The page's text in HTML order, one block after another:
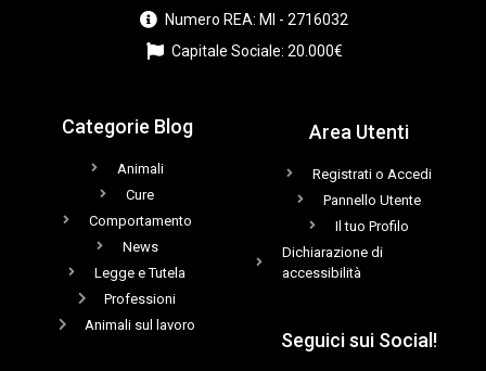
Numero REA: MI - 2716032
Capitale Sociale: 20.000€
Categorie Blog
Animali
Cure
Comportamento
News
Legge e Tutela
Professioni
Animali sul lavoro
Area Utenti
Registrati o Accedi
Pannello Utente
Il tuo Profilo
Dichiarazione di
accessibilità
Seguici sui Social!